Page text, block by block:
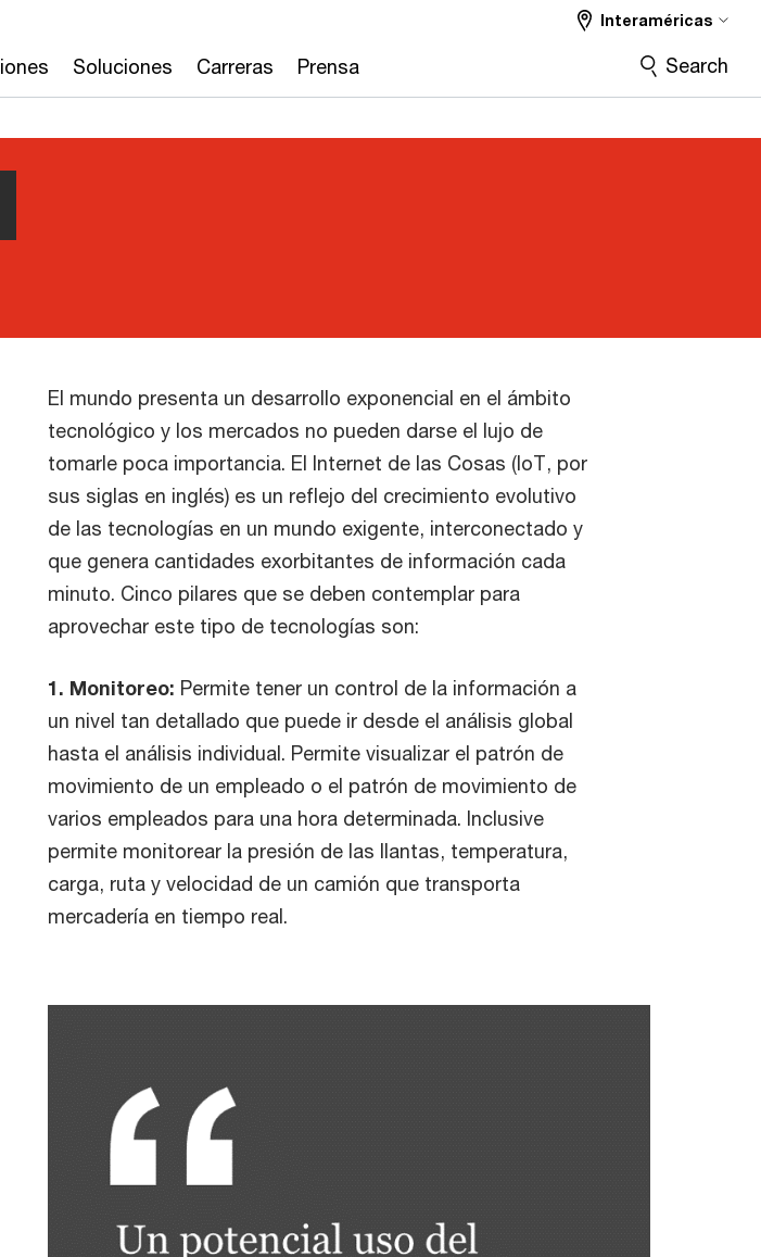
Soluciones Carreras Prensa
Interaméricas
Search
El mundo presenta un desarrollo exponencial en el ámbito
tecnológico y los mercados no pueden darse el lujo de
tomarle poca importancia. El Internet de las Cosas (IoT, por
sus siglas en inglés) es un reflejo del crecimiento evolutivo
de las tecnologías en un mundo exigente, interconectado y
que genera cantidades exorbitantes de información cada
minuto. Cinco pilares que se deben contemplar para
aprovechar este tipo de tecnologías son:
1. Monitoreo: Permite tener un control de la información a
un nivel tan detallado que puede ir desde el análisis global
hasta el análisis individual. Permite visualizar el patrón de
movimiento de un empleado o el patrón de movimiento de
varios empleados para una hora determinada. Inclusive
permite monitorear la presión de las llantas, temperatura,
carga, ruta y velocidad de un camión que transporta
mercadería en tiempo real.